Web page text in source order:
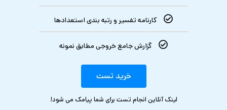
کارنامه تفسیر و رتبه بندی استعدادها
گزارش جامع خروجی مطابق نمونه
خرید تست
لینک آنلاین انجام تست برای شما پیامک می شود!